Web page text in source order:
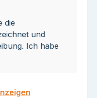
die
und
Ich habe